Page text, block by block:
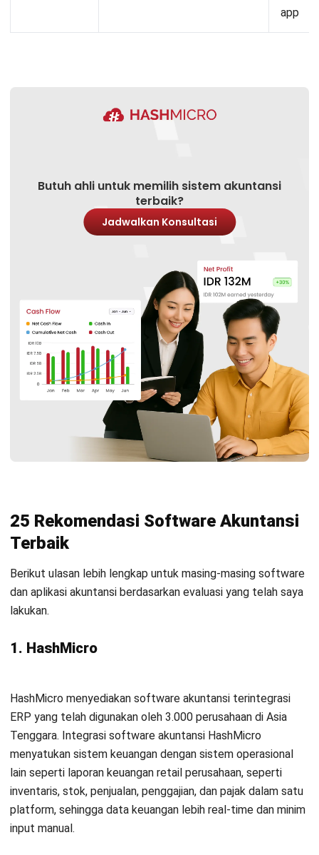
app
Butuh ahli untuk memilih sistem akuntansi
terbaik?
Jadwalkan Konsultasi
25 Rekomendasi Software Akuntansi
Terbaik
Berikut ulasan lebih lengkap untuk masing-masing software
dan aplikasi akuntansi berdasarkan evaluasi yang telah saya
lakukan.
1. HashMicro
HashMicro Accounting Management System [ID Sub]
HashMicro menyediakan software akuntansi terintegrasi
ERP yang telah digunakan oleh 3.000 perusahaan di Asia
Tenggara. Integrasi software akuntansi HashMicro
menyatukan sistem keuangan dengan sistem operasional
lain seperti laporan keuangan retail perusahaan, seperti
inventaris, stok, penjualan, penggajian, dan pajak dalam satu
platform, sehingga data keuangan lebih real-time dan minim
input manual.